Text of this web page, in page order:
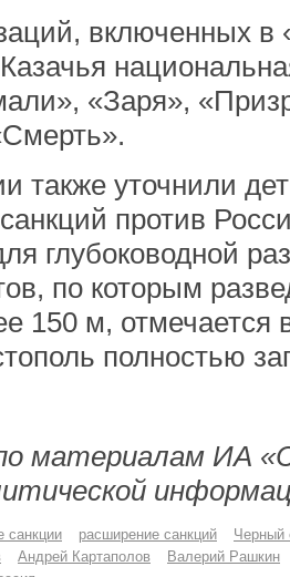
включенных в
«Заря»,
также уточнили
против
глубоководной
по которым
150 м,
полностью
материалам ИА
санкции расширение санкций
Черный
Андрей Картаполов
Валерий Рашкин